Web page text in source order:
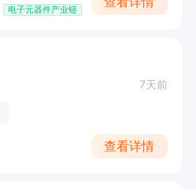
电子元器件产业链
7天前
查看详情